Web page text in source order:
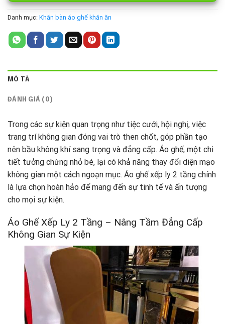
Danh mục: Khăn bàn áo ghế khăn ăn
MÔ TẢ
ĐÁNH GIÁ (0)
Trong các sự kiện quan trọng như tiệc cưới, hội nghị, việc
trang trí không gian đóng vai trò then chốt, góp phần tạo
nên bầu không khí sang trọng và đẳng cấp. Áo ghế, một chi
tiết tưởng chừng nhỏ bé, lại có khả năng thay đổi diện mạo
không gian một cách ngoạn mục. Áo ghế xếp ly 2 tầng chính
là lựa chọn hoàn hảo để mang đến sự tinh tế và ấn tượng
cho mọi sự kiện.
Áo Ghế Xếp Ly 2 Tầng – Nâng Tầm Đẳng Cấp
Không Gian Sự Kiện